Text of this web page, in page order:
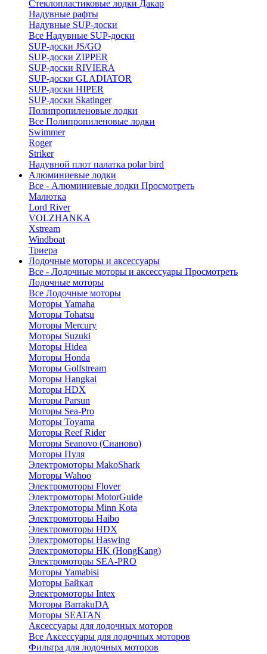
Стеклопластиковые лодки Дакар
Надувные рафты
Надувные SUP-доски
Все Надувные SUP-доски
SUP-доски JS/GQ
SUP-доски ZIPPER
SUP-доски RIVIERA
SUP-доски GLADIATOR
SUP-доски HIPER
SUP-доски Skatinger
Полипропиленовые лодки
Все Полипропиленовые лодки
Swimmer
Roger
Striker
Надувной плот палатка polar bird
Алюминиевые лодки
Все - Алюминиевые лодки Просмотреть
Малютка
Lord River
VOLZHANKA
Xstream
Windboat
Триера
Лодочные моторы и аксессуары
Все - Лодочные моторы и аксессуары Просмотреть
Лодочные моторы
Все Лодочные моторы
Моторы Yamaha
Моторы Tohatsu
Моторы Mercury
Моторы Suzuki
Моторы Hidea
Моторы Honda
Моторы Golfstream
Моторы Hangkai
Моторы HDX
Моторы Parsun
Моторы Sea-Pro
Моторы Toyama
Моторы Reef Rider
Моторы Seanovo (Сианово)
Моторы Пуля
Электромоторы MakoShark
Моторы Wahoo
Электромоторы Flover
Электромоторы MotorGuide
Электромоторы Minn Kota
Электромоторы Haibo
Электромоторы HDX
Электромоторы Haswing
Электромоторы HK (HongKang)
Электромоторы SEA-PRO
Моторы Yamabisi
Моторы Байкал
Электромоторы Intex
Моторы BarrakuDA
Моторы SEATAN
Аксессуары для лодочных моторов
Все Аксессуары для лодочных моторов
Фильтра для лодочных моторов